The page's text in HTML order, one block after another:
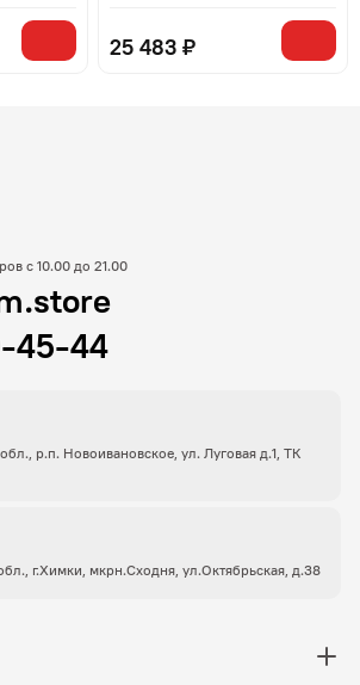
25 483 ₽
р.п. Новоивановское, ул. Луговая д.1, ТК
г.Химки, мкрн.Сходня, ул.Октябрьская, д.38
с 10.00 до 21.00
45-44